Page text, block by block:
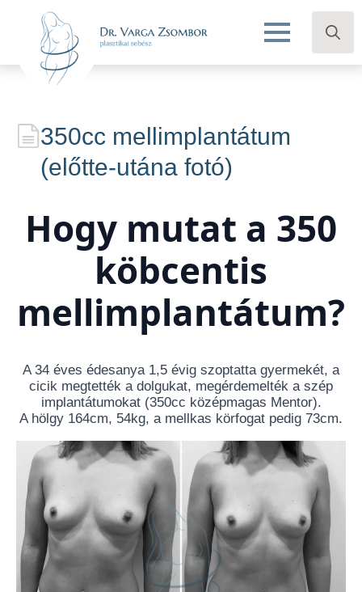
350cc mellimplantátum
(előtte-utána fotó)
Hogy mutat a 350
köbcentis
mellimplantátum?
A 34 éves édesanya 1,5 évig szoptatta gyermekét, a
cicik megtették a dolgukat, megérdemelték a szép
implantátumokat (350cc középmagas Mentor).
A hölgy 164cm, 54kg, a mellkas körfogat pedig 73cm.